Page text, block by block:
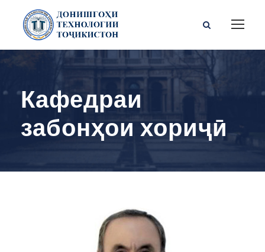
Кафедраи
забонҳои хориҷӣ